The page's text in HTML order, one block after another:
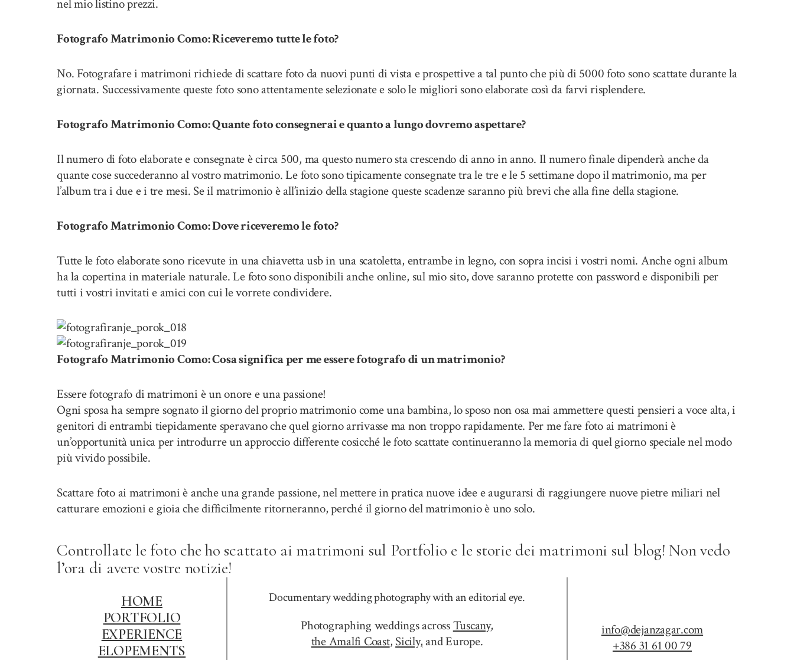
nel mio listino prezzi.
Fotografo Matrimonio Como: Riceveremo tutte le foto?
No. Fotografare i matrimoni richiede di scattare foto da nuovi punti di vista e prospettive a tal punto che più di 5000 foto sono scattate durante la
giornata. Successivamente queste foto sono attentamente selezionate e solo le migliori sono elaborate così da farvi risplendere.
Fotografo Matrimonio Como: Quante foto consegnerai e quanto a lungo dovremo aspettare?
Il numero di foto elaborate e consegnate è circa 500, ma questo numero sta crescendo di anno in anno. Il numero finale dipenderà anche da
quante cose succederanno al vostro matrimonio. Le foto sono tipicamente consegnate tra le tre e le 5 settimane dopo il matrimonio, ma per
l’album tra i due e i tre mesi. Se il matrimonio è all’inizio della stagione queste scadenze saranno più brevi che alla fine della stagione.
Fotografo Matrimonio Como: Dove riceveremo le foto?
Tutte le foto elaborate sono ricevute in una chiavetta usb in una scatoletta, entrambe in legno, con sopra incisi i vostri nomi. Anche ogni album
ha la copertina in materiale naturale. Le foto sono disponibili anche online, sul mio sito, dove saranno protette con password e disponibili per
tutti i vostri invitati e amici con cui le vorrete condividere.
Fotografo Matrimonio Como: Cosa significa per me essere fotografo di un matrimonio?
Essere fotografo di matrimoni è un onore e una passione!
Ogni sposa ha sempre sognato il giorno del proprio matrimonio come una bambina, lo sposo non osa mai ammettere questi pensieri a voce alta, i
genitori di entrambi tiepidamente speravano che quel giorno arrivasse ma non troppo rapidamente. Per me fare foto ai matrimoni è
un’opportunità unica per introdurre un approccio differente cosicché le foto scattate continueranno la memoria di quel giorno speciale nel modo
più vivido possibile.
Scattare foto ai matrimoni è anche una grande passione, nel mettere in pratica nuove idee e augurarsi di raggiungere nuove pietre miliari nel
catturare emozioni e gioia che difficilmente ritorneranno, perché il giorno del matrimonio è uno solo.
Controllate le foto che ho scattato ai matrimoni sul Portfolio e le storie dei matrimoni sul blog! Non vedo
l’ora di avere vostre notizie!
HOME
PORTFOLIO
EXPERIENCE
ELOPEMENTS
Documentary wedding photography with an editorial eye.
Photographing weddings acrossTuscany,
the Amalfi Coast, Sicily,and Europe.
info@dejanzagar.com
+386 31 61 00 79